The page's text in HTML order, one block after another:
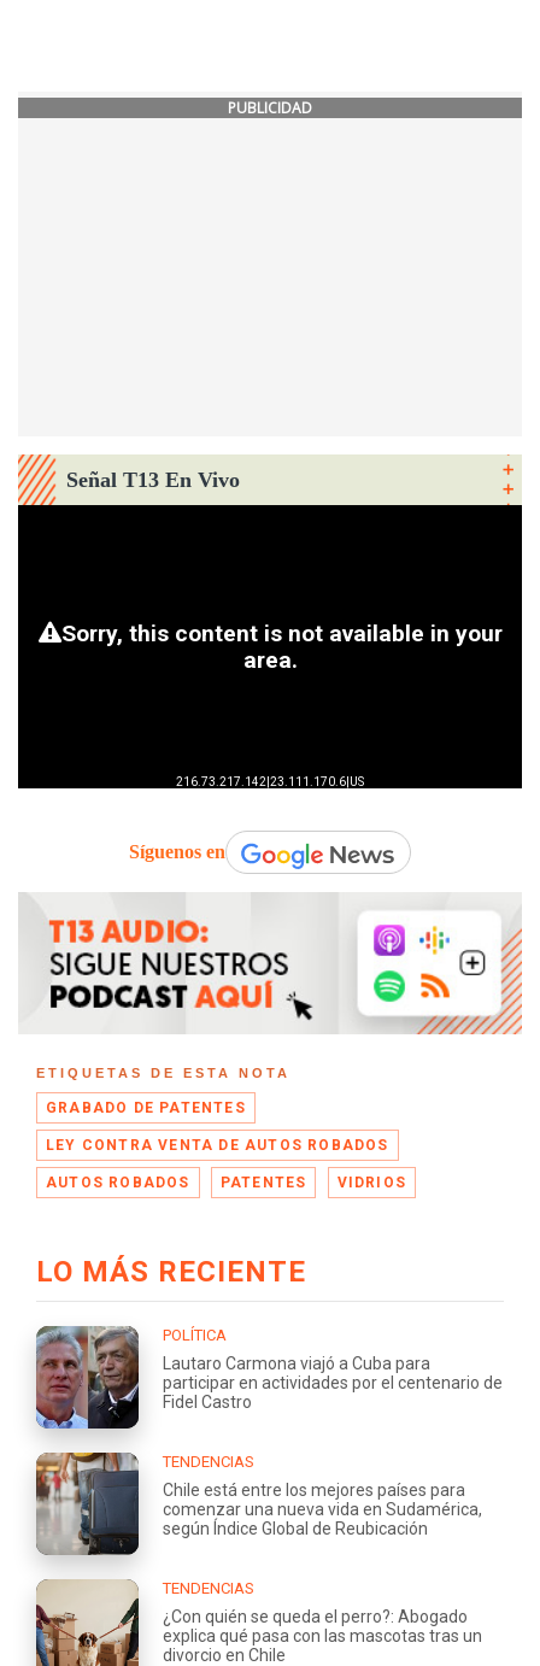
PUBLICIDAD
Señal T13 En Vivo
Síguenos en
ETIQUETAS DE ESTA NOTA
GRABADO DE PATENTES
LEY CONTRA VENTA DE AUTOS ROBADOS
AUTOS ROBADOS PATENTES VIDRIOS
LO MÁS RECIENTE
POLÍTICA
Lautaro Carmona viajó a Cuba para
participar en actividades por el centenario de
Fidel Castro
TENDENCIAS
Chile está entre los mejores países para
comenzar una nueva vida en Sudamérica,
según Índice Global de Reubicación
TENDENCIAS
¿Con quién se queda el perro?: Abogado
explica qué pasa con las mascotas tras un
divorcio en Chile